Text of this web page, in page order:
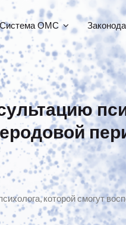
Система ОМС
которой смогут